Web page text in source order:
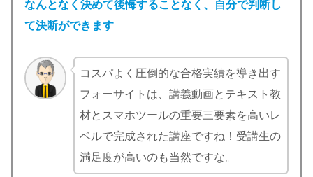
なんとなく決めて後悔することなく、自分で判断し
て決断ができます
コスパよく圧倒的な合格実績を導き出す
フォーサイトは、講義動画とテキスト教
材とスマホツールの重要三要素を高いレ
ベルで完成された講座ですね！受講生の
満足度が高いのも当然ですな。